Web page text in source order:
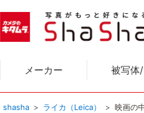
メーカー 被写体
shasha ライカ（Leica） 映画の